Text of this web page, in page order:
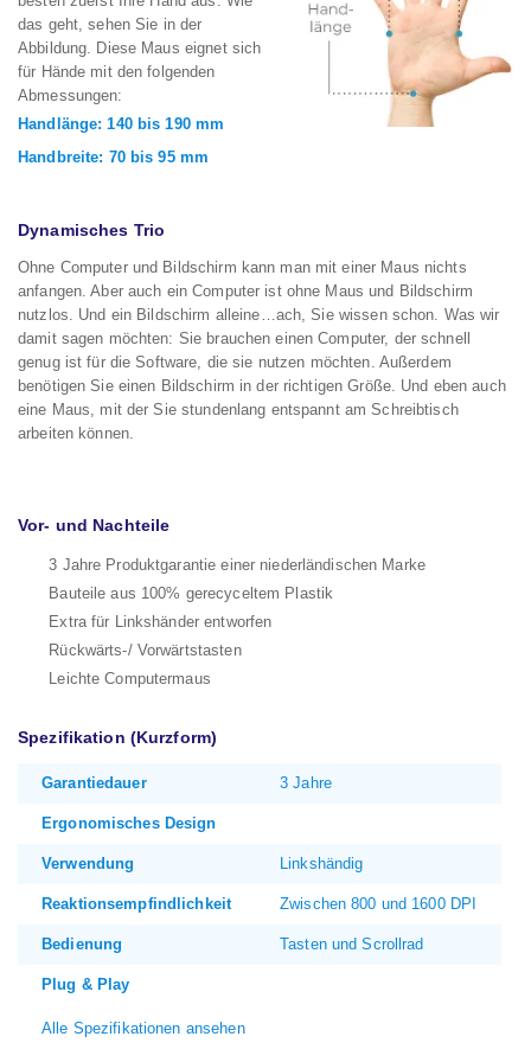
das geht, sehen Sie in der
Abbildung. Diese Maus eignet sich
für Hände mit den folgenden
Abmessungen:
Handlänge: 140 bis 190 mm
Handbreite: 70 bis 95 mm
Dynamisches Trio
Ohne Computer und Bildschirm kann man mit einer Maus nichts
anfangen. Aber auch ein Computer ist ohne Maus und Bildschirm
nutzlos. Und ein Bildschirm alleine…ach, Sie wissen schon. Was wir
damit sagen möchten: Sie brauchen einen Computer, der schnell
genug ist für die Software, die sie nutzen möchten. Außerdem
benötigen Sie einen Bildschirm in der richtigen Größe. Und eben auch
eine Maus, mit der Sie stundenlang entspannt am Schreibtisch
arbeiten können.
Vor- und Nachteile
3 Jahre Produktgarantie einer niederländischen Marke
Bauteile aus 100% gerecyceltem Plastik
Extra für Linkshänder entworfen
Rückwärts-/ Vorwärtstasten
Leichte Computermaus
Spezifikation (Kurzform)
Garantiedauer 3 Jahre
Ergonomisches Design
Verwendung Linkshändig
Reaktionsempfindlichkeit Zwischen 800 und 1600 DPI
Bedienung Tasten und Scrollrad
Plug & Play
Alle Spezifikationen ansehen